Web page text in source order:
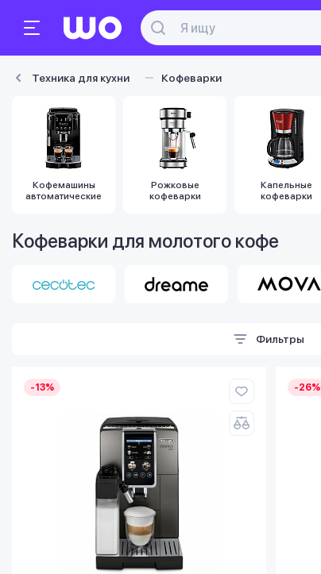
Техника для кухни Кофеварки
Кофемашины
автоматические
Рожковые
кофеварки
Капельные
кофеварки
Кофеварки для молотого кофе
Фильтры
-13% -26%